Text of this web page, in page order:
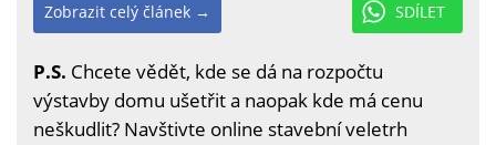
SDÍLET
Zobrazit celý článek →
P.S. Chcete vědět, kde se dá na rozpočtu
výstavby domu ušetřit a naopak kde má cenu
neškudlit? Navštivte online stavební veletrh